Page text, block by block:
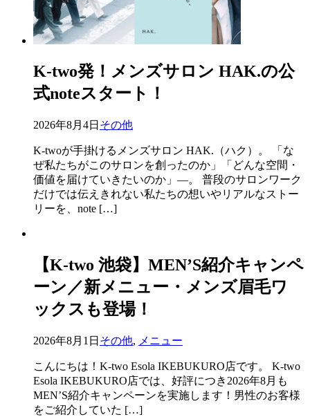
K-two発！メンズサロン HAK.の公
式noteスタート！
2026年8月4日 その他
K-twoが手掛けるメンズサロン HAK.（ハク）。 「な
ぜ私たちがこのサロンを創ったのか」「どんな空間・
価値を届けていきたいのか」—。 普段のサロンワーク
だけでは伝えきれない私たちの想いやリアルなストー
リーを、note […]
【K-two 池袋】MEN’S紹介キャンペ
ーン／新メニュー・メンズ眉毛ワ
ックスも登場！
2026年8月1日 その他, メニュー
こんにちは！K-two Esola IKEBUKURO店です。 K-two
Esola IKEBUKURO店では、好評につき2026年8月も
MEN’S紹介キャンペーンを実施します！男性のお客様
をご紹介していた […]